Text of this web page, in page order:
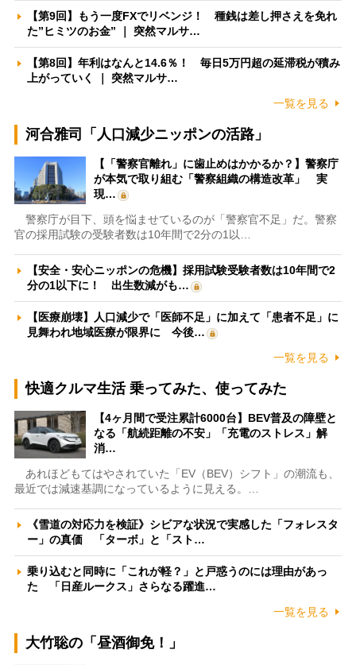
【第9回】もう一度FXでリベンジ！ 種銭は差し押さえを免れ
た”ヒミツのお金” ｜ 突然マルサ…
【第8回】年利はなんと14.6％！ 毎日5万円超の延滞税が積み
上がっていく ｜ 突然マルサ…
一覧を見る
河合雅司「人口減少ニッポンの活路」
【「警察官離れ」に歯止めはかかるか？】警察庁
が本気で取り組む「警察組織の構造改革」 実
現…
警察庁が目下、頭を悩ませているのが「警察官不足」だ。警察
官の採用試験の受験者数は10年間で2分の1以…
【安全・安心ニッポンの危機】採用試験受験者数は10年間で2
分の1以下に！ 出生数減がも…
【医療崩壊】人口減少で「医師不足」に加えて「患者不足」に
見舞われ地域医療が限界に 今後…
一覧を見る
快適クルマ生活 乗ってみた、使ってみた
【4ヶ月間で受注累計6000台】BEV普及の障壁と
なる「航続距離の不安」「充電のストレス」解
消…
あれほどもてはやされていた「EV（BEV）シフト」の潮流も、
最近では減速基調になっているように見える。…
《雪道の対応力を検証》シビアな状況で実感した「フォレスタ
ー」の真価 「ターボ」と「スト…
乗り込むと同時に「これが軽？」と戸惑うのには理由があっ
た 「日産ルークス」さらなる躍進…
一覧を見る
大竹聡の「昼酒御免！」